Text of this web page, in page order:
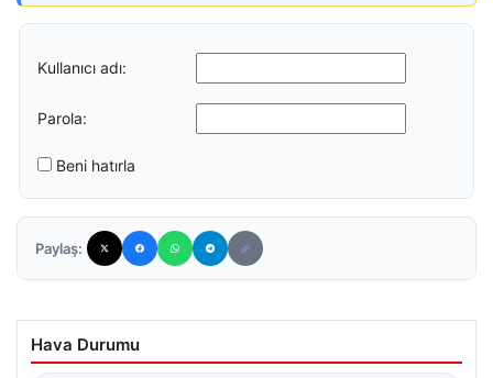
Kullanıcı adı:
Parola:
Beni hatırla
Paylaş:
Hava Durumu